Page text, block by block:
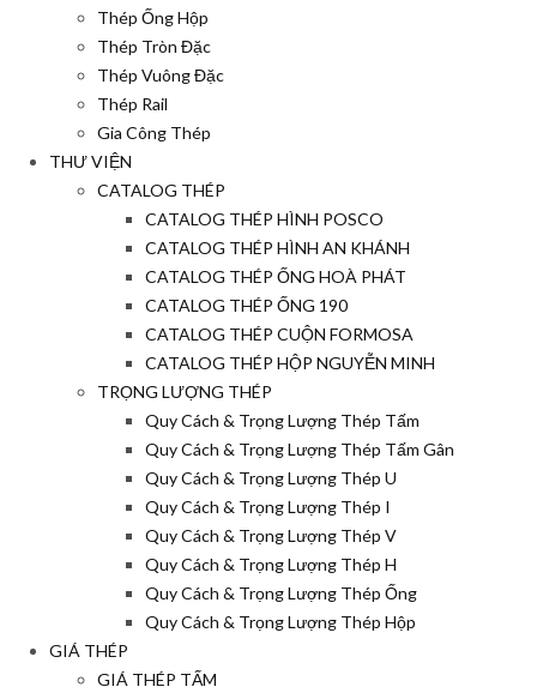
Thép Ống Hộp
Thép Tròn Đặc
Thép Vuông Đặc
Thép Rail
Gia Công Thép
THƯ VIỆN
CATALOG THÉP
CATALOG THÉP HÌNH POSCO
CATALOG THÉP HÌNH AN KHÁNH
CATALOG THÉP ỐNG HOÀ PHÁT
CATALOG THÉP ỐNG 190
CATALOG THÉP CUỘN FORMOSA
CATALOG THÉP HỘP NGUYỄN MINH
TRỌNG LƯỢNG THÉP
Quy Cách & Trọng Lượng Thép Tấm
Quy Cách & Trọng Lượng Thép Tấm Gân
Quy Cách & Trọng Lượng Thép U
Quy Cách & Trọng Lượng Thép I
Quy Cách & Trọng Lượng Thép V
Quy Cách & Trọng Lượng Thép H
Quy Cách & Trọng Lượng Thép Ống
Quy Cách & Trọng Lượng Thép Hộp
GIÁ THÉP
GIÁ THÉP TẤM